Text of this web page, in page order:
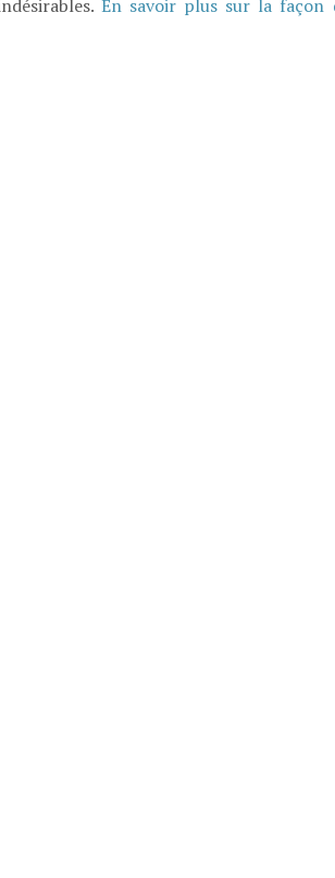
En savoir plus sur la façon